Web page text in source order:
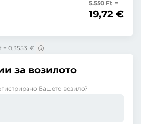
5.550 Ft =
19,72 €
= 0,3553 €
за возилото
Вашето возило?